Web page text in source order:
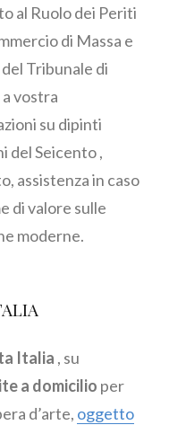
al Ruolo dei Periti
di Massa e
Tribunale di
vostra
su dipinti
del Seicento ,
assistenza in caso
di valore sulle
moderne.
Italia , su
a domicilio per
d’arte, oggetto